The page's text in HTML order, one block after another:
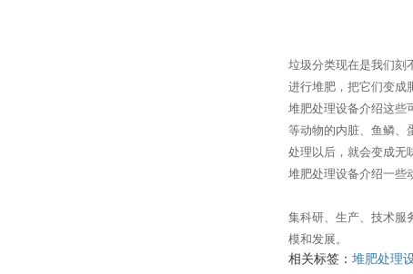
垃圾分类现在是我们刻
进行堆肥，把它们变成
堆肥处理设备介绍这些
等动物的内脏、鱼鳞、
处理以后，就会变成无
堆肥处理设备介绍一些
集科研、生产、技术服
模和发展。
相关标签： 堆肥处理